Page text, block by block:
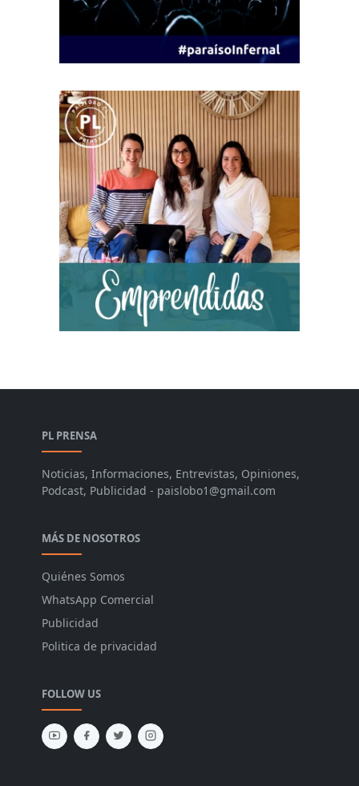
PL PRENSA
Noticias, Informaciones, Entrevistas, Opiniones,
Podcast, Publicidad - paislobo1@gmail.com
MÁS DE NOSOTROS
Quiénes Somos
WhatsApp Comercial
Publicidad
Politica de privacidad
FOLLOW US